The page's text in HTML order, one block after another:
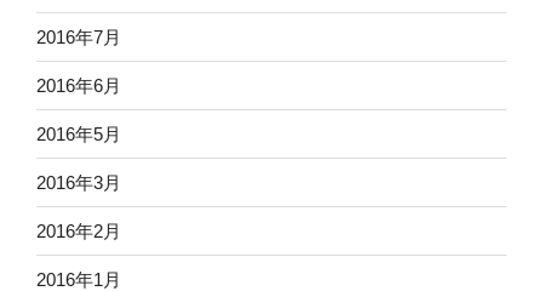
2016年7月
2016年6月
2016年5月
2016年3月
2016年2月
2016年1月